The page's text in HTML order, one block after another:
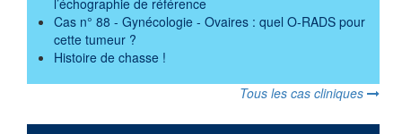
l’échographie de référence
Cas n° 88 - Gynécologie - Ovaires : quel O-RADS pour
cette tumeur ?
Histoire de chasse !
Tous les cas cliniques